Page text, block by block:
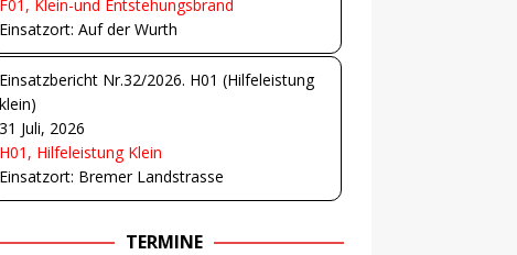
F01, Klein-und Entstehungsbrand
Einsatzort: Auf der Wurth
Einsatzbericht Nr.32/2026. H01 (Hilfeleistung
klein)
31 Juli, 2026
H01, Hilfeleistung Klein
Einsatzort: Bremer Landstrasse
TERMINE